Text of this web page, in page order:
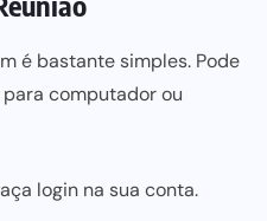
é bastante simples. Pode
computador ou
login na sua conta.